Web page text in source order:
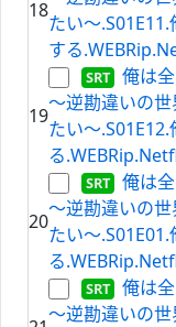
18
たい～
する
19
俺は
～逆勘違いの
たい～
る
20
俺は
～逆勘違いの
たい～
る
俺は
～逆勘違いの